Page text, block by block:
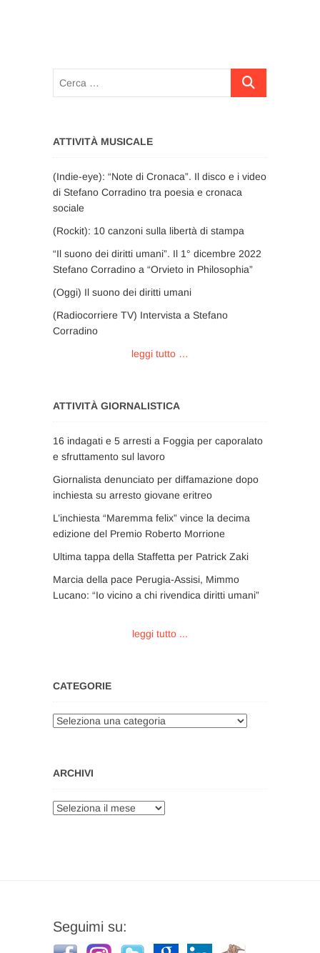
Cerca
ATTIVITÀ MUSICALE
(Indie-eye): “Note di Cronaca”. Il disco e i video
di Stefano Corradino tra poesia e cronaca
sociale
(Rockit): 10 canzoni sulla libertà di stampa
“Il suono dei diritti umani”. Il 1° dicembre 2022
Stefano Corradino a “Orvieto in Philosophia”
(Oggi) Il suono dei diritti umani
(Radiocorriere TV) Intervista a Stefano
Corradino
leggi tutto …
ATTIVITÀ GIORNALISTICA
16 indagati e 5 arresti a Foggia per caporalato
e sfruttamento sul lavoro
Giornalista denunciato per diffamazione dopo
inchiesta su arresto giovane eritreo
L’inchiesta “Maremma felix” vince la decima
edizione del Premio Roberto Morrione
Ultima tappa della Staffetta per Patrick Zaki
Marcia della pace Perugia-Assisi, Mimmo
Lucano: “Io vicino a chi rivendica diritti umani”
leggi tutto ...
CATEGORIE
Categorie
ARCHIVI
Archivi
Seguimi su: